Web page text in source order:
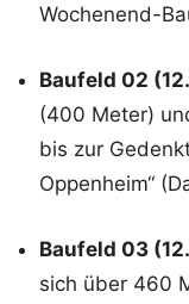
Wochenend-
Baufeld 02
(400 Meter)
bis zur
Oppenheim“
Baufeld 03
sich über 460